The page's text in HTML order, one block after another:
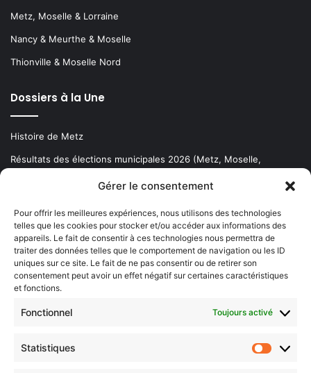
Gérer le consentement
Pour offrir les meilleures expériences, nous utilisons des technologies
telles que les cookies pour stocker et/ou accéder aux informations des
appareils. Le fait de consentir à ces technologies nous permettra de
traiter des données telles que le comportement de navigation ou les ID
uniques sur ce site. Le fait de ne pas consentir ou de retirer son
consentement peut avoir un effet négatif sur certaines caractéristiques
et fonctions.
Fonctionnel Toujours activé
Statistiques
Metz, Moselle & Lorraine
Nancy & Meurthe & Moselle
Thionville & Moselle Nord
Dossiers à la Une
Histoire de Metz
Résultats des élections municipales 2026 (Metz, Moselle,
Newsletter gratuite
Choisissez : matin, soir ou hebdo ?